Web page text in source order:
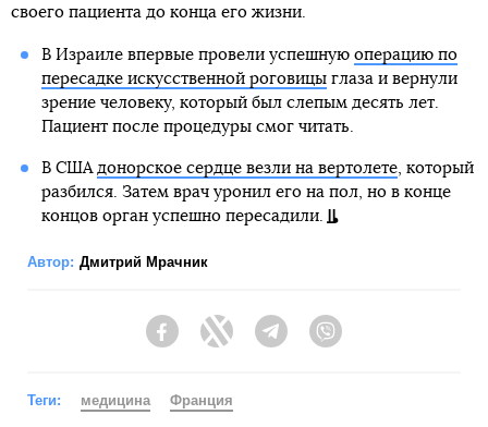
своего пациента до конца его жизни.
В Израиле впервые провели успешную операцию по
пересадке искусственной роговицыглаза и вернули
зрение человеку, который был слепым десять лет.
Пациент после процедуры смог читать.
В США донорское сердце везли на вертолете, который
разбился. Затем врач уронил его на пол, но в конце
концов орган успешно пересадили.
Автор: Дмитрий Мрачник
FacebookTwitter Telegram
Теги: медицина Франция